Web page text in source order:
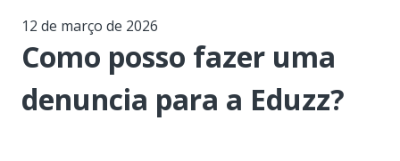
12 de março de 2026
Como posso fazer uma
denuncia para a Eduzz?